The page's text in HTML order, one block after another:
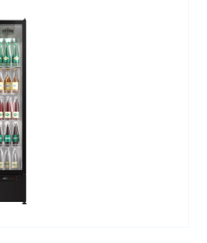
Пн..Пт: 9.00-18.00